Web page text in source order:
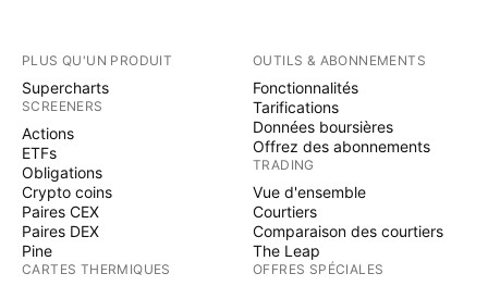
PLUS QU'UN PRODUIT
Supercharts
SCREENERS
Actions
ETFs
Obligations
Crypto coins
Paires CEX
Paires DEX
Pine
CARTES THERMIQUES
OUTILS & ABONNEMENTS
Fonctionnalités
Tarifications
Données boursières
Offrez des abonnements
TRADING
Vue d'ensemble
Courtiers
Comparaison des courtiers
The Leap
OFFRES SPÉCIALES